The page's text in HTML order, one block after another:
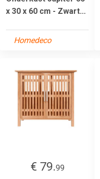
x 30 x 60 cm - Zwart...
Homedeco
€ 79.99